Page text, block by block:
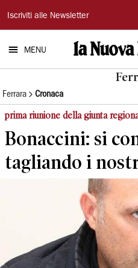
La
Nuova
Ferrara
Iscriviti alle Newsletter
MENU
Ferrara Cronaca
prima riunione della giunta
Bonaccini: si
tagliando i